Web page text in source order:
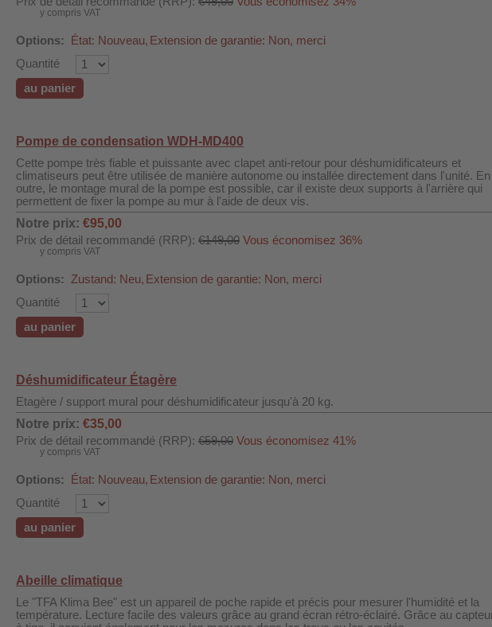
y compris VAT
Options: État: Nouveau, Extension de garantie: Non, merci
Quantité
au panier
Pompe de condensation WDH-MD400
Cette pompe très fiable et puissante avec clapet anti-retour pour déshumidificateurs et
climatiseurs peut être utilisée de manière autonome ou installée directement dans l'unité. En
outre, le montage mural de la pompe est possible, car il existe deux supports à l'arrière qui
permettent de fixer la pompe au mur à l'aide de deux vis.
Notre prix: €95,00
Prix de détail recommandé (RRP): €149,00 Vous économisez 36%
y compris VAT
Options: Zustand: Neu, Extension de garantie: Non, merci
Quantité
au panier
Déshumidificateur Étagère
Etagère / support mural pour déshumidificateur jusqu'à 20 kg.
Notre prix: €35,00
Prix de détail recommandé (RRP): €59,00 Vous économisez 41%
y compris VAT
Options: État: Nouveau, Extension de garantie: Non, merci
Quantité
au panier
Abeille climatique
Le "TFA Klima Bee" est un appareil de poche rapide et précis pour mesurer l'humidité et la
température. Lecture facile des valeurs grâce au grand écran rétro-éclairé. Grâce au